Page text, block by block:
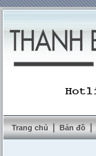
Trang chủ | Bản đồ |